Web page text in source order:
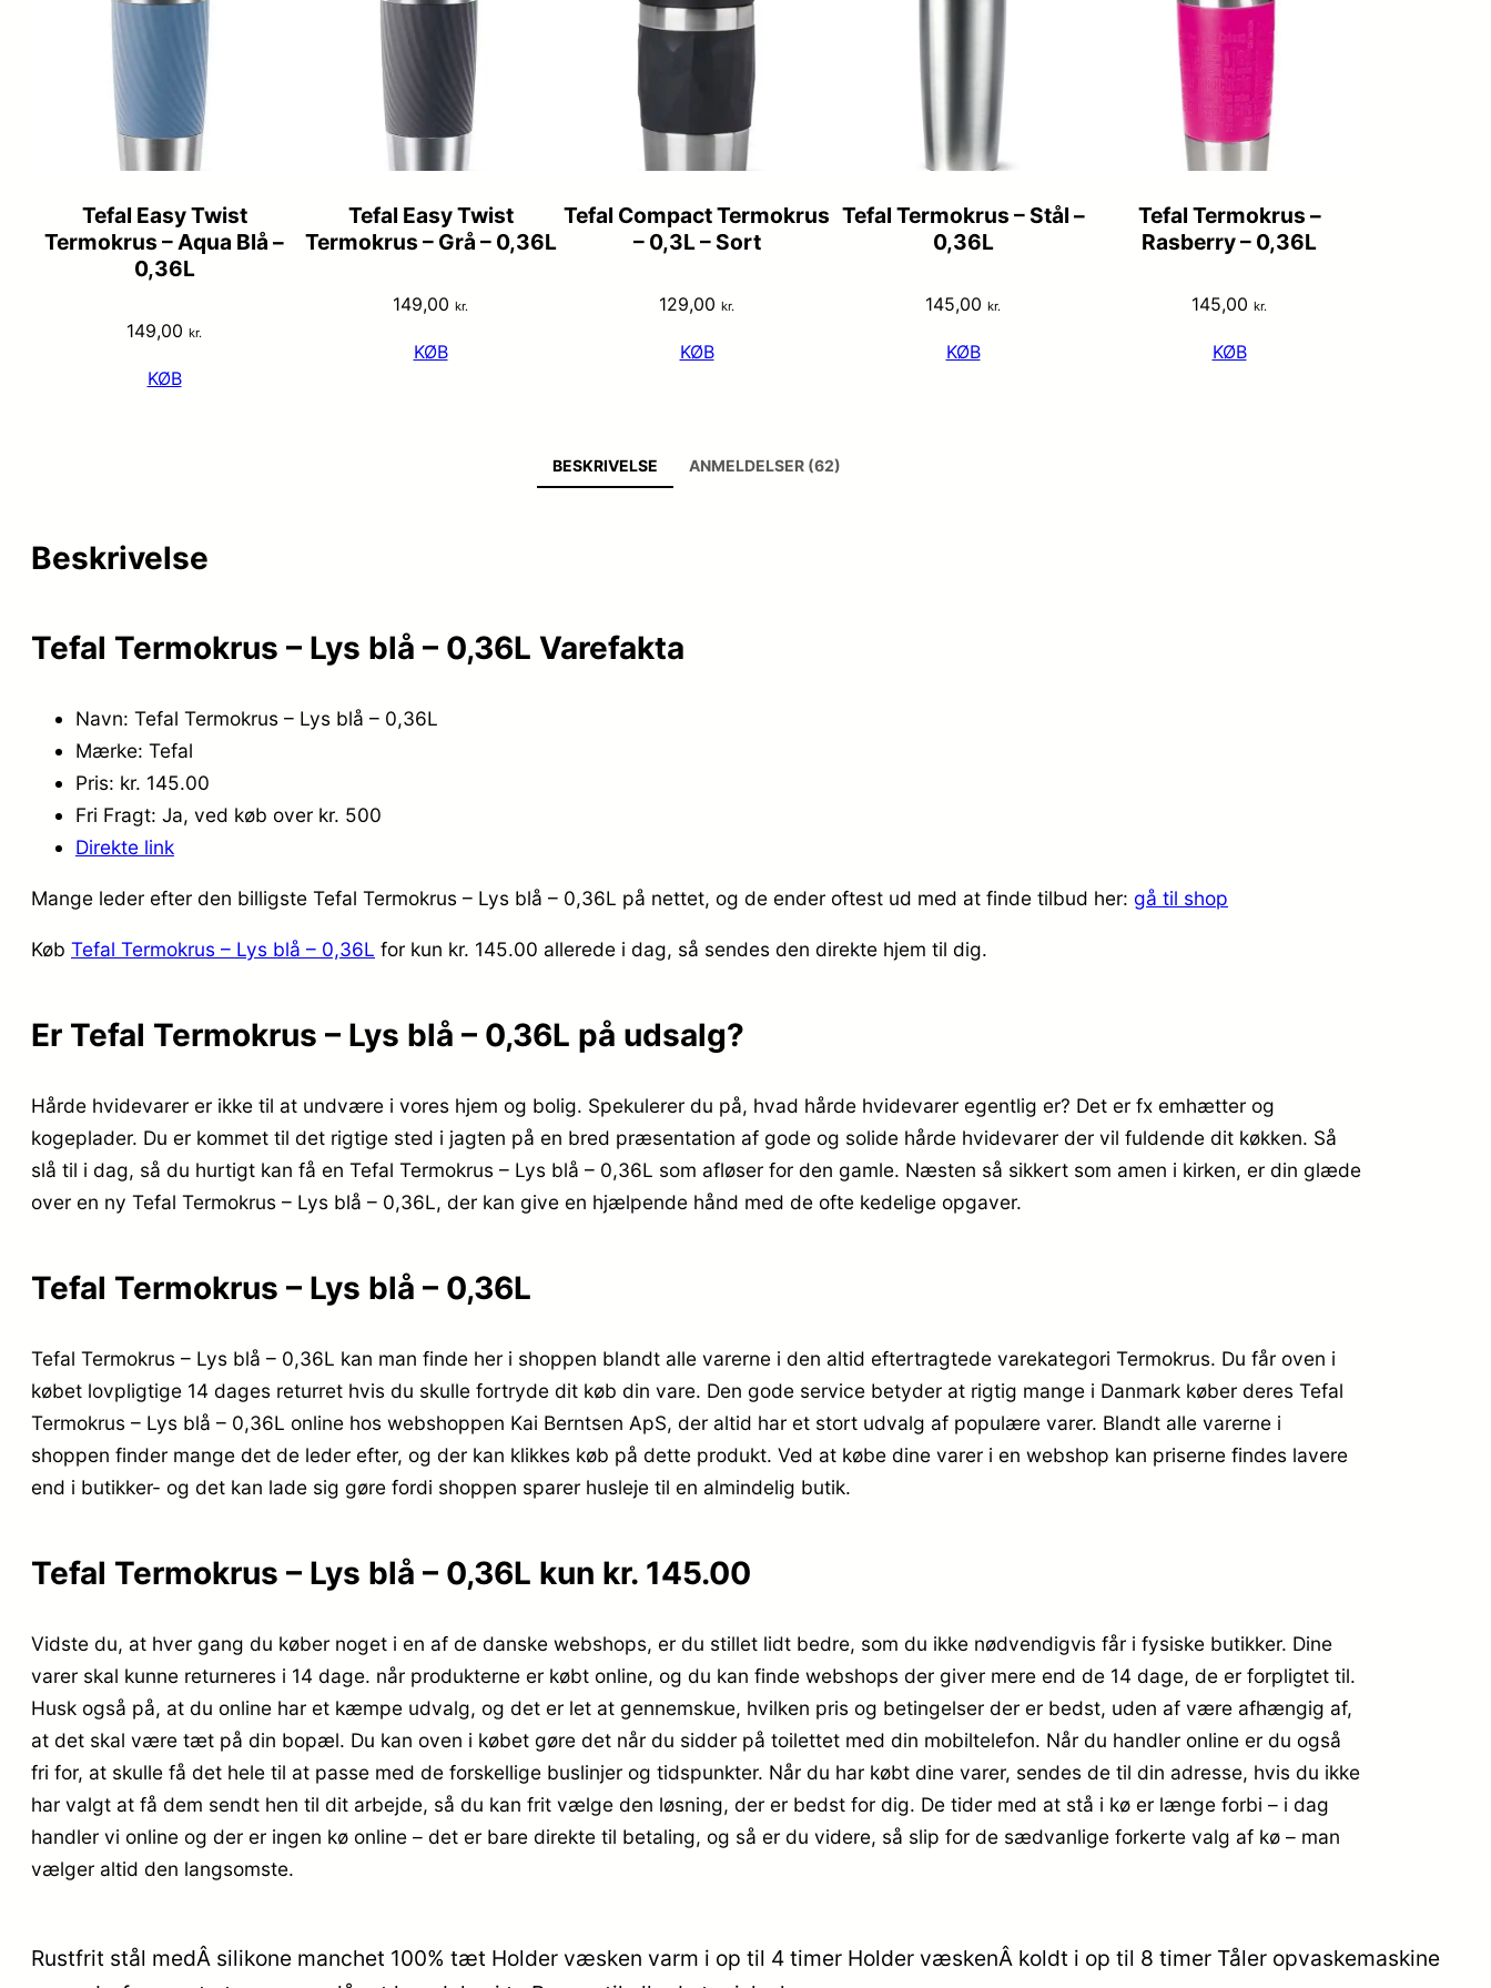
Tefal Easy Twist
Termokrus – Aqua Blå –
0,36L
149,00 kr.
KØB
Tefal Easy Twist
Termokrus – Grå – 0,36L
149,00 kr.
KØB
Tefal Compact Termokrus
– 0,3L – Sort
129,00 kr.
KØB
Tefal Termokrus – Stål –
0,36L
145,00 kr.
KØB
Tefal Termokrus –
Rasberry – 0,36L
145,00 kr.
KØB
BESKRIVELSE ANMELDELSER (62)
Beskrivelse
Tefal Termokrus – Lys blå – 0,36L Varefakta
Navn: Tefal Termokrus – Lys blå – 0,36L
Mærke: Tefal
Pris: kr. 145.00
Fri Fragt: Ja, ved køb over kr. 500
Direkte link
Mange leder efter den billigste Tefal Termokrus – Lys blå – 0,36L på nettet, og de ender oftest ud med at finde tilbud her: gå til shop
Køb Tefal Termokrus – Lys blå – 0,36L for kun kr. 145.00 allerede i dag, så sendes den direkte hjem til dig.
Er Tefal Termokrus – Lys blå – 0,36L på udsalg?
Hårde hvidevarer er ikke til at undvære i vores hjem og bolig. Spekulerer du på, hvad hårde hvidevarer egentlig er? Det er fx emhætter og
kogeplader. Du er kommet til det rigtige sted i jagten på en bred præsentation af gode og solide hårde hvidevarer der vil fuldende dit køkken. Så
slå til i dag, så du hurtigt kan få en Tefal Termokrus – Lys blå – 0,36L som afløser for den gamle. Næsten så sikkert som amen i kirken, er din glæde
over en ny Tefal Termokrus – Lys blå – 0,36L, der kan give en hjælpende hånd med de ofte kedelige opgaver.
Tefal Termokrus – Lys blå – 0,36L
Tefal Termokrus – Lys blå – 0,36L kan man finde her i shoppen blandt alle varerne i den altid eftertragtede varekategori Termokrus. Du får oven i
købet lovpligtige 14 dages returret hvis du skulle fortryde dit køb din vare. Den gode service betyder at rigtig mange i Danmark køber deres Tefal
Termokrus – Lys blå – 0,36L online hos webshoppen Kai Berntsen ApS, der altid har et stort udvalg af populære varer. Blandt alle varerne i
shoppen finder mange det de leder efter, og der kan klikkes køb på dette produkt. Ved at købe dine varer i en webshop kan priserne findes lavere
end i butikker- og det kan lade sig gøre fordi shoppen sparer husleje til en almindelig butik.
Tefal Termokrus – Lys blå – 0,36L kun kr. 145.00
Vidste du, at hver gang du køber noget i en af de danske webshops, er du stillet lidt bedre, som du ikke nødvendigvis får i fysiske butikker. Dine
varer skal kunne returneres i 14 dage. når produkterne er købt online, og du kan finde webshops der giver mere end de 14 dage, de er forpligtet til.
Husk også på, at du online har et kæmpe udvalg, og det er let at gennemskue, hvilken pris og betingelser der er bedst, uden af være afhængig af,
at det skal være tæt på din bopæl. Du kan oven i købet gøre det når du sidder på toilettet med din mobiltelefon. Når du handler online er du også
fri for, at skulle få det hele til at passe med de forskellige buslinjer og tidspunkter. Når du har købt dine varer, sendes de til din adresse, hvis du ikke
har valgt at få dem sendt hen til dit arbejde, så du kan frit vælge den løsning, der er bedst for dig. De tider med at stå i kø er længe forbi – i dag
handler vi online og der er ingen kø online – det er bare direkte til betaling, og så er du videre, så slip for de sædvanlige forkerte valg af kø – man
vælger altid den langsomste.
Rustfrit stål medÂ silikone manchet 100% tæt Holder væsken varm i op til 4 timer Holder væskenÂ koldt i op til 8 timer Tåler opvaskemaskine